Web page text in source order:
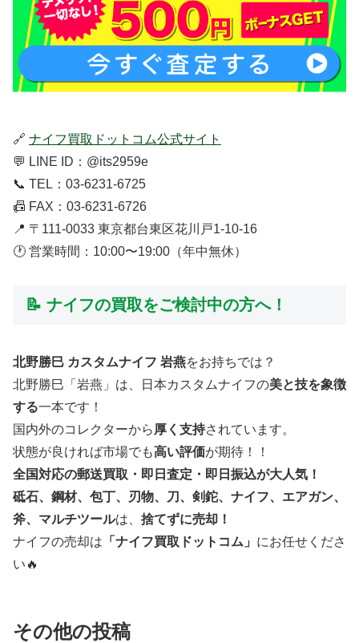
🔗 ナイフ買取ドットコム公式サイト
💬 LINE ID：@its2959e
📞 TEL：03-6231-6725
📠 FAX：03-6231-6726
📍 〒111-0033 東京都台東区花川戸1-10-16
🕐 営業時間：10:00〜19:00（年中無休）
📝 ナイフの買取をご検討中の方へ！
北野勝巳 カスタムナイフ 岩燕をお持ちでは？
北野勝巳「岩燕」は、日本カスタムナイフの美と技を象徴
する一本です！
国内外のコレクターから 厚く支持されています。
状態が良ければ市場でも高い評価が期待！！
全国対応の郵送買取・即日査定・即日振込が大人気！
砥石、鋼材、包丁、刃物、刀、剣鉈、ナイフ、エアガン、
斧、マルチツールは、 捨てずに売却！
ナイフの売却は 「ナイフ買取ドットコム」 にお任せくださ
い🔥
その他の投稿